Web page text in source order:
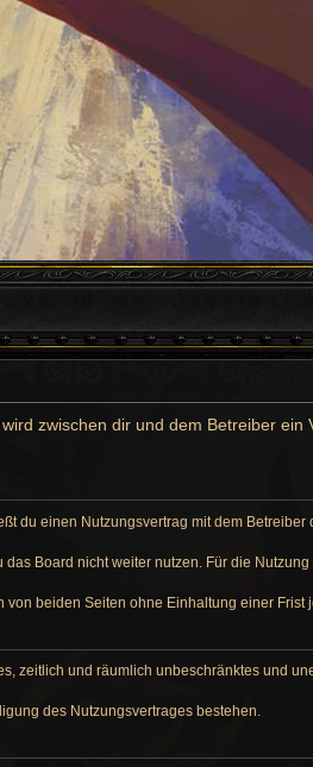
zwischen dir und dem Betreiber
du einen Nutzungsvertrag mit dem
Board nicht weiter nutzen. Für die
beiden Seiten ohne Einhaltung einer Frist
zeitlich und räumlich unbeschränktes und
des Nutzungsvertrages bestehen.